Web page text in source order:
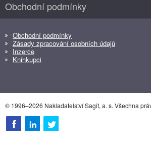
Obchodní podmínky
Obchodní podmínky
Zásady zpracování osobních údajů
Inzerce
Knihkupci
© 1996–2026 Nakladatelství Sagit, a. s. Všechna